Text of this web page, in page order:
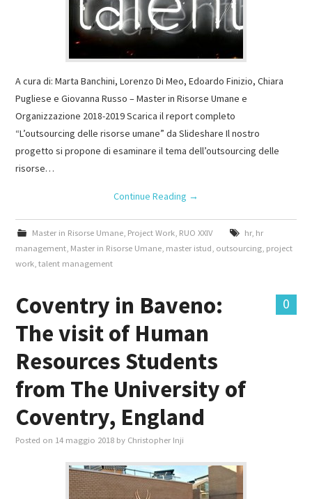
A cura di: Marta Banchini, Lorenzo Di Meo, Edoardo Finizio, Chiara
Pugliese e Giovanna Russo – Master in Risorse Umane e
Organizzazione 2018-2019 Scarica il report completo
“L’outsourcing delle risorse umane” da Slideshare Il nostro
progetto si propone di esaminare il tema dell’outsourcing delle
risorse…
Continue Reading →
Master in Risorse Umane, Project Work, RUO XXIV hr, hr
management Master in Risorse Umane master istud outsourcing project
work ,talent management
0
Coventry in Baveno:
The visit of Human
Resources Students
from The University of
Coventry, England
Posted on 14 maggio 2018 by Christopher Inji